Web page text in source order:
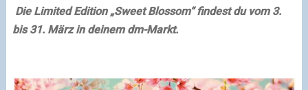
Die Limited Edition „Sweet Blossom“ findest du vom 3.
bis 31. März in deinem dm-Markt.